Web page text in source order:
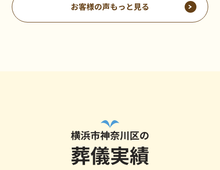
お客様の声もっと見る
横浜市神奈川区の
葬儀実績